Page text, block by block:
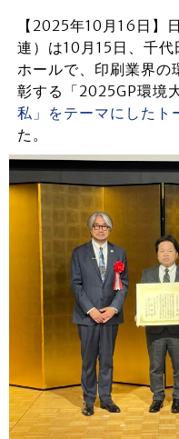
【2025年10月16日】
連）は10月15日、千
ホールで、印刷業界の
彰する「2025GP環境
私」をテーマにしたト
た。